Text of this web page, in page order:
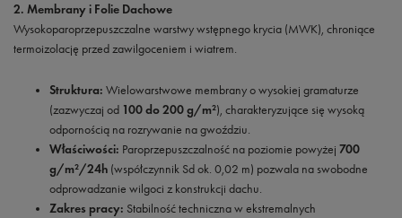
2. Membrany i Folie Dachowe
Wysokoparoprzepuszczalne warstwy wstępnego krycia (MWK), chroniące
termoizolację przed zawilgoceniem i wiatrem.
Struktura: Wielowarstwowe membrany o wysokiej gramaturze
(zazwyczaj od 100 do 200 g/m²), charakteryzujące się wysoką
odpornością na rozrywanie na gwoździu.
Właściwości: Paroprzepuszczalność na poziomie powyżej 700
g/m²/24h (współczynnik Sd ok. 0,02 m) pozwala na swobodne
odprowadzanie wilgoci z konstrukcji dachu.
Zakres pracy: Stabilność techniczna w ekstremalnych